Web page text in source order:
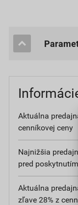
Aktuálna
cenníkovej ceny
Najnižšia
pred poskytnutím
Aktuálna
zľave 28% z